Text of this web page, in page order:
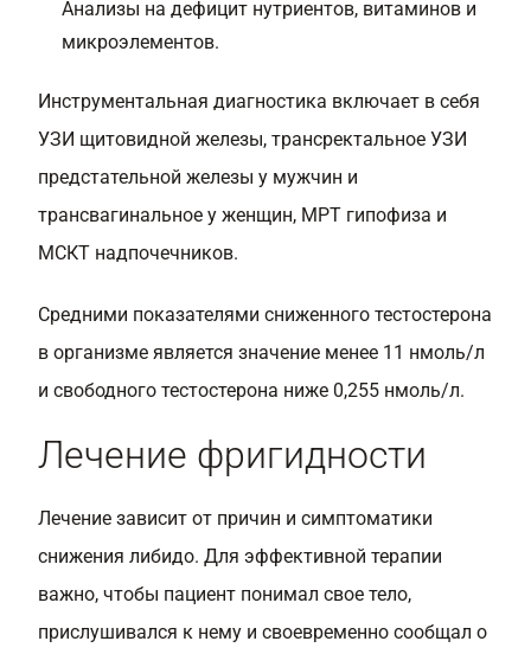
Анализы на дефицит нутриентов, витаминов и
микроэлементов.
Инструментальная диагностика включает в себя
УЗИ щитовидной железы, трансректальное УЗИ
предстательной железы у мужчин и
трансвагинальное у женщин, МРТ гипофиза и
МСКТ надпочечников.
Средними показателями сниженного тестостерона
в организме является значение менее 11 нмоль/л
и свободного тестостерона ниже 0,255 нмоль/л.
Лечение фригидности
Лечение зависит от причин и симптоматики
снижения либидо. Для эффективной терапии
важно, чтобы пациент понимал свое тело,
прислушивался к нему и своевременно сообщал о